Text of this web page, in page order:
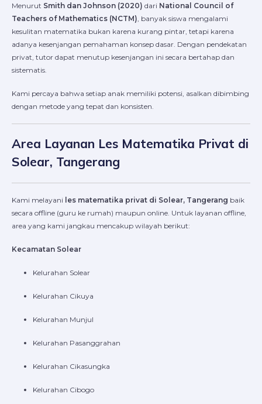
Menurut Smith dan Johnson (2020) dari National Council of
Teachers of Mathematics (NCTM) , banyak siswa mengalami
kesulitan matematika bukan karena kurang pintar, tetapi karena
adanya kesenjangan pemahaman konsep dasar. Dengan pendekatan
privat, tutor dapat menutup kesenjangan ini secara bertahap dan
sistematis.
Kami percaya bahwa setiap anak memiliki potensi, asalkan dibimbing
dengan metode yang tepat dan konsisten.
Area Layanan Les Matematika Privat di
Solear, Tangerang
Kami melayani les matematika privat di Solear, Tangerang baik
secara offline (guru ke rumah) maupun online. Untuk layanan offline,
area yang kami jangkau mencakup wilayah berikut:
Kecamatan Solear
Kelurahan Solear
Kelurahan Cikuya
Kelurahan Munjul
Kelurahan Pasanggrahan
Kelurahan Cikasungka
Kelurahan Cibogo